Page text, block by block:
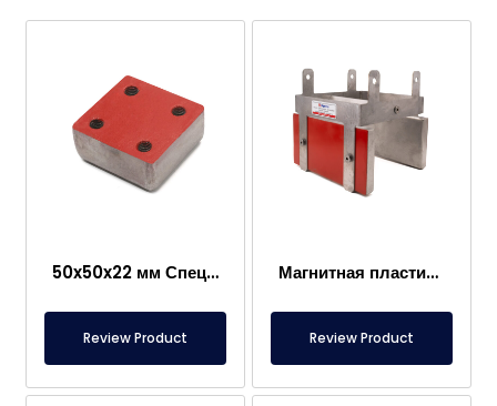
50x50x22 мм Специально произведенный пластинчатый магнит
Review Product
Магнитная пластина литья шнекового конвейера
Review Product